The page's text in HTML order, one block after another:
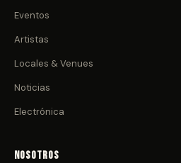
Eventos
Artistas
Locales & Venues
Noticias
Electrónica
Nosotros